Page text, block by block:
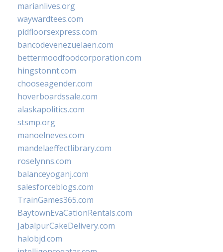
marianlives.org
waywardtees.com
pidfloorsexpress.com
bancodevenezuelaen.com
bettermoodfoodcorporation.com
hingstonnt.com
chooseagender.com
hoverboardssale.com
alaskapolitics.com
stsmp.org
manoelneves.com
mandelaeffectlibrary.com
roselynns.com
balanceyoganj.com
salesforceblogs.com
TrainGames365.com
BaytownEvaCationRentals.com
JabalpurCakeDelivery.com
halobjd.com